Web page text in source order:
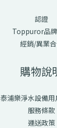
認證
Toppuror品
經銷/異業
購物說
泰浦樂淨水設備用
服務條款
運送政策